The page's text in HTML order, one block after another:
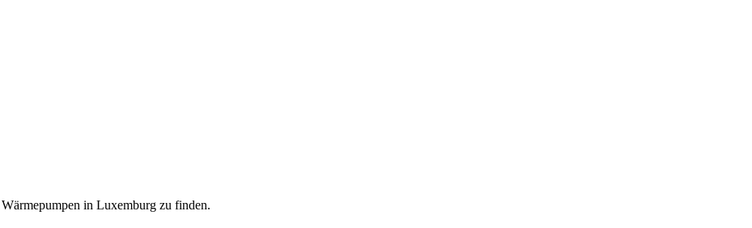
in Luxemburg zu finden.